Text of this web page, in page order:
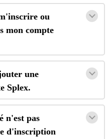
'inscrire ou
mon compte
une
Splex.
é n'est pas
d'inscription